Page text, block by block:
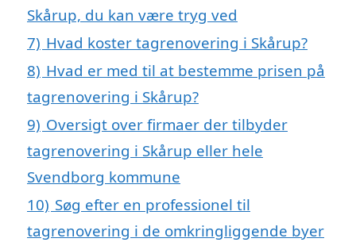
Skårup, du kan være tryg ved
7) Hvad koster tagrenovering i Skårup?
8) Hvad er med til at bestemme prisen på
tagrenovering i Skårup?
9) Oversigt over firmaer der tilbyder
tagrenovering i Skårup eller hele
Svendborg kommune
10) Søg efter en professionel til
tagrenovering i de omkringliggende byer